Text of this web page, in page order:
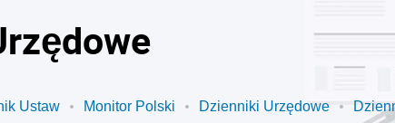
Ustaw Monitor Polski Dzienniki Urzędowe